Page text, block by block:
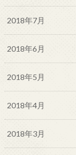
2018年7月
2018年6月
2018年5月
2018年4月
2018年3月